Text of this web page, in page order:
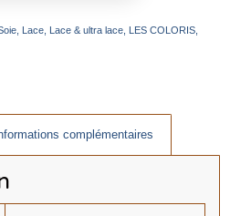
, Lace, Lace & ultra lace, LES COLORIS,
complémentaires